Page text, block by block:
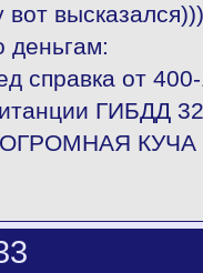
вот
деньгам:
справка от
ГИБДД